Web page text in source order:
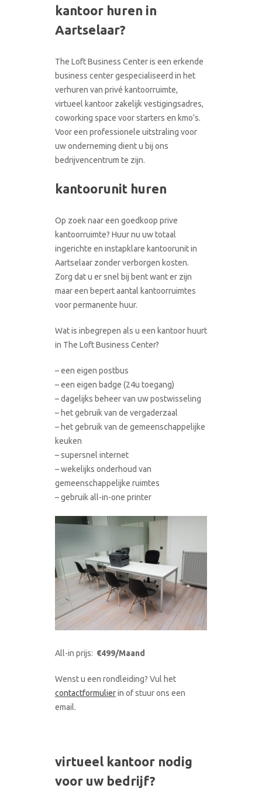
CONTACT
kantoor huren in
Aartselaar?
The Loft Business Center is een erkende
business center gespecialiseerd in het
verhuren van privé kantoorruimte,
virtueel kantoor zakelijk vestigingsadres,
coworking space voor starters en kmo’s.
Voor een professionele uitstraling voor
uw onderneming dient u bij ons
bedrijvencentrum te zijn.
kantoorunit huren
Op zoek naar een goedkoop prive
kantoorruimte? Huur nu uw totaal
ingerichte en instapklare kantoorunit in
Aartselaar zonder verborgen kosten.
Zorg dat u er snel bij bent want er zijn
maar een bepert aantal kantoorruimtes
voor permanente huur.
Wat is inbegrepen als u een kantoor huurt
in The Loft Business Center?
– een eigen postbus
– een eigen badge (24u toegang)
– dagelijks beheer van uw postwisseling
– het gebruik van de vergaderzaal
– het gebruik van de gemeenschappelijke
keuken
– supersnel internet
– wekelijks onderhoud van
gemeenschappelijke ruimtes
– gebruik all-in-one printer
All-in prijs: €499/Maand
Wenst u een rondleiding? Vul het
contactformulierin of stuur ons een
email.
virtueel kantoor nodig
voor uw bedrijf?